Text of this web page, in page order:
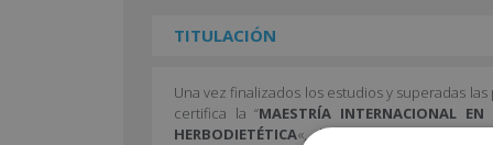
TITULACIÓN
Una vez finalizados los estudios y superadas
certifica la “MAESTRÍA INTERNACIONAL
HERBODIETÉTICA«, de la INENKA